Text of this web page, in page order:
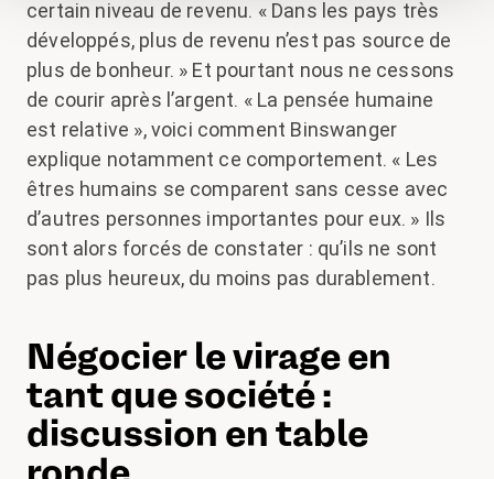
certain niveau de revenu. « Dans les pays très
développés, plus de revenu n’est pas source de
plus de bonheur. » Et pourtant nous ne cessons
de courir après l’argent. « La pensée humaine
est relative », voici comment Binswanger
explique notamment ce comportement. « Les
êtres humains se comparent sans cesse avec
d’autres personnes importantes pour eux. » Ils
sont alors forcés de constater : qu’ils ne sont
pas plus heureux, du moins pas durablement.
Négocier le virage en
tant que société :
discussion en table